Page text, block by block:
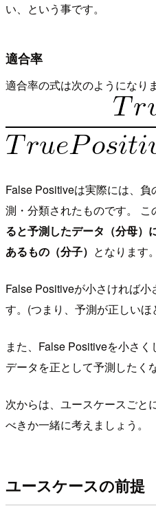
い、という事です。
適合率
適合率の式は次のようになりま
False Positiveは実際には、
測・分類されたものです。 こ
ると予測したデータ（分母）
あるもの（分子） となります。
False Positiveが小さければ小
す。(つまり、予測が正しい
また、False Positiveを小さ
データを正として予測したく
次からは、ユースケースごと
べきか一緒に考えましょう。
ユースケースの前提